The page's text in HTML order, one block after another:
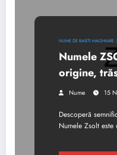
NUME DE BAIETI MAGHIARE
Numele
origine,
Nume 15
Descoperă
Numele Zsolt